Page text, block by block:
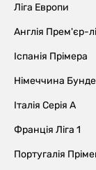
Ліга Европи
Англія Прем'єр-
Іспанія Прімера
Німеччина
Італія Серія А
Франція Ліга 1
Португалія